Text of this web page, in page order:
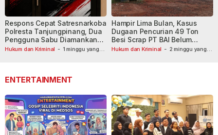
Hukum dan Kriminal - 1 minggu yang
Respons Cepat Satresnarkoba
Polresta Tanjungpinang, Dua
Pengguna Sabu Diamankan
Usai Dilaporkan ke Call Center
Hukum dan Kriminal - 2 minggu yang
Hampir Lima Bulan, Kasus
Dugaan Pencurian 49 Ton
Besi Scrap PT BAI Belum
Tetapkan Tersangka
ENTERTAINMENT